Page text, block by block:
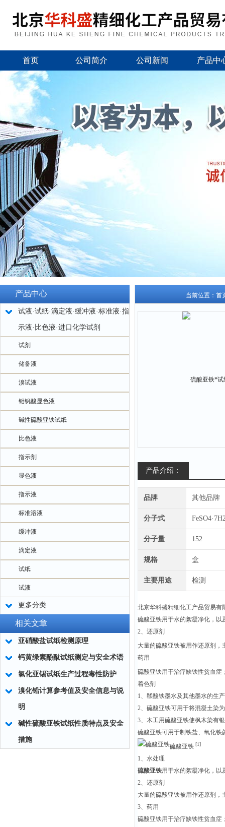
首页 公司简介 公司新闻 产品中
产品中心
试液·试纸·滴定液·缓冲液·标准液·指
示液·比色液·进口化学试剂
试剂
储备液
溴试液
钼钒酸显色液
碱性硫酸亚铁试纸
比色液
指示剂
显色液
指示液
标准溶液
缓冲液
滴定液
试纸
试液
更多分类
相关文章
亚硝酸盐试纸检测原理
钙黄绿素酚酞试纸测定与安全术语
氯化亚锡试纸生产过程毒性防护
溴化铅计算参考值及安全信息与说
明
碱性硫酸亚铁试纸性质特点及安全
措施
当前位置： 首
产品介绍：
品牌 其他品牌
分子式
分子量 152
规格 盒
主要用途 检测
北京华科盛精细化工产品贸易有
硫酸亚铁用于水的絮凝净化，以
2、还原剂
大量的硫酸亚铁被用作还原剂，
药用
硫酸亚铁用于治疗缺铁性贫血症
着色剂
1、鞣酸铁墨水及其他墨水的生
2、硫酸亚铁可用于将混凝土染
3、木工用硫酸亚铁使枫木染有
硫酸亚铁可用于制铁盐、氧化铁
硫酸亚铁 [1]
1、水处理
硫酸亚铁用于水的絮凝净化，以
2、还原剂
大量的硫酸亚铁被用作还原剂，
3、药用
硫酸亚铁用于治疗缺铁性贫血症